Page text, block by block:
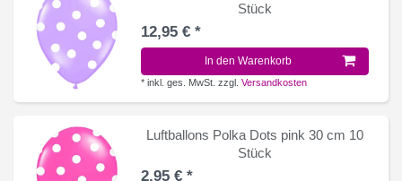
Stück
12,95 € *
In den Warenkorb
*inkl. ges. MwSt. zzgl.Versandkosten
Luftballons Polka Dots pink 30 cm 10
Stück
2,95 € *